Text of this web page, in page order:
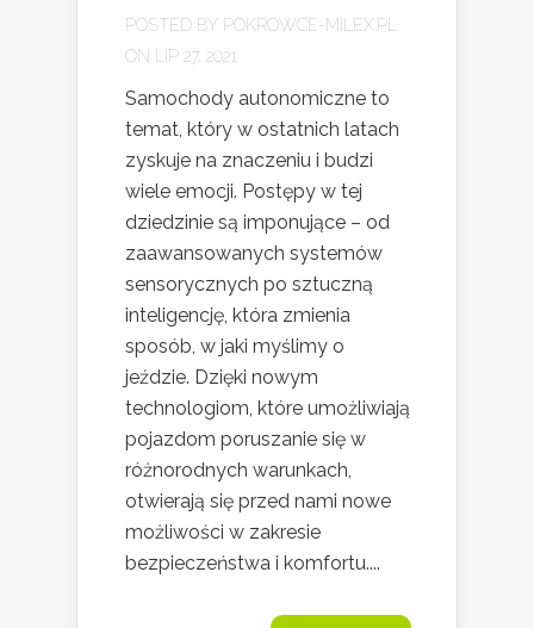
POSTED BY POKROWCE-MILEX.PL
ON LIP 27, 2021
Samochody autonomiczne to
temat, który w ostatnich latach
zyskuje na znaczeniu i budzi
wiele emocji. Postępy w tej
dziedzinie są imponujące – od
zaawansowanych systemów
sensorycznych po sztuczną
inteligencję, która zmienia
sposób, w jaki myślimy o
jeździe. Dzięki nowym
technologiom, które umożliwiają
pojazdom poruszanie się w
różnorodnych warunkach,
otwierają się przed nami nowe
możliwości w zakresie
bezpieczeństwa i komfortu....